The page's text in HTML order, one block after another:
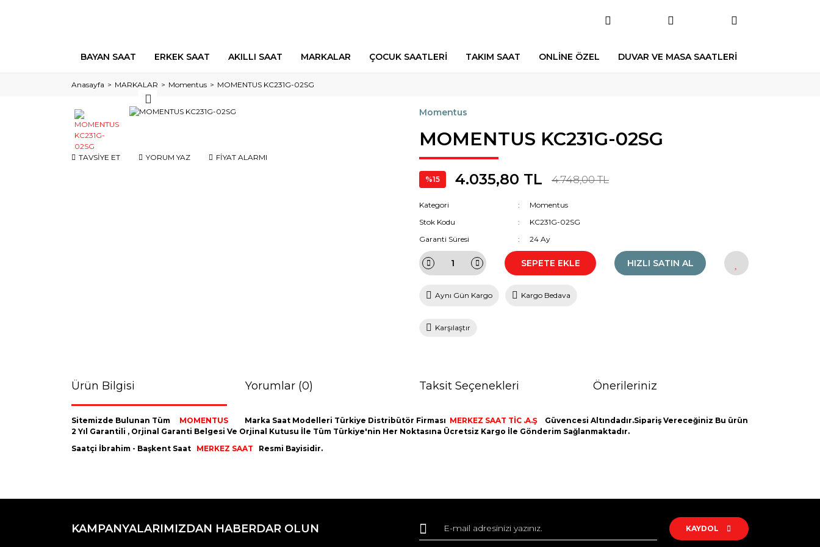
BAYAN SAAT ERKEK SAAT AKILLI SAAT MARKALAR ÇOCUK SAATLERİ TAKIM SAAT ONLİNE ÖZEL DUVAR VE MASA SAATLERİ
Anasayfa MARKALAR Momentus MOMENTUS KC231G-02SG
TAVSİYE ET YORUM YAZ FİYAT ALARMI
Momentus
MOMENTUS KC231G-02SG
%15 4.035,80 TL 4.748,00 TL
Kategori
Momentus
Stok Kodu
KC231G-02SG
Garanti Süresi
24 Ay
SEPETE EKLE HIZLI SATIN AL
Aynı Gün Kargo Kargo Bedava
Karşılaştır
Ürün Bilgisi Yorumlar (0) Taksit Seçenekleri Önerileriniz
Sitemizde Bulunan Tüm MOMENTUS Marka Saat Modelleri Türkiye Distribütör Firması MERKEZ SAAT TİC .A.Ş
Güvencesi Altındadır.Sipariş Vereceğiniz Bu ürün
2 Yıl Garantili , Orjinal Garanti Belgesi Ve Orjinal Kutusu İle Tüm Türkiye'nin Her Noktasına Ücretsiz Kargo İle Gönderim Sağlanmaktadır.
Saatçi İbrahim - Başkent Saat MERKEZ SAAT Resmi Bayisidir.
Yorum Yaz
Görüş ve önerileriniz için teşekkür ederiz.
Ürün resmi kalitesiz, bozuk veya görüntülenemiyor.
KAMPANYALARIMIZDAN HABERDAR OLUN KAYDOL